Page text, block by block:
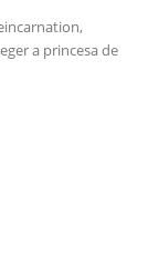
a princesa de